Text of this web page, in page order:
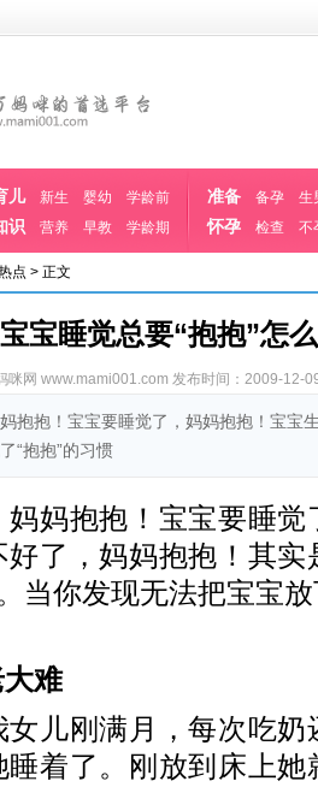
儿
识
新生 婴幼
学龄前
营养
早教 学龄期
准备
怀孕
备孕
生
检查
不
点 > 正文
宝宝睡觉总要“抱抱”怎
咪网 www.mami001.com 发布时间：2009-12-
抱！宝宝要睡觉了，妈妈抱抱！宝宝
“抱抱”的习惯
抱抱！宝宝要睡觉
了，妈妈抱抱！其
当你发现无法把宝宝
难
刚满月，每次吃奶
睡着了。刚放到床上